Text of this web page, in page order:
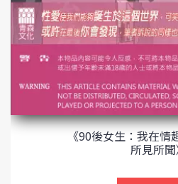
《90後女生：我在情
所見所聞